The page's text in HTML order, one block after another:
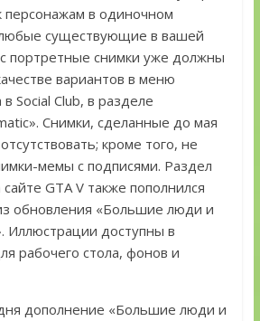
персонажам в одиночном
существующие в вашей
портретные снимки уже должны
вариантов в меню
Social Club, в разделе
Снимки, сделанные до мая
кроме того, не
мемы с подписями. Раздел
GTA V также пополнился
обновления «Большие люди и
Иллюстрации доступны в
рабочего стола, фонов и
дополнение «Большие люди и